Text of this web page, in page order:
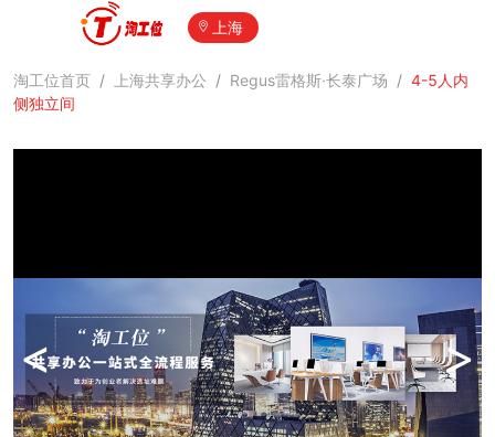
上海
淘工位首页 / 上海共享办公 / Regus雷格斯·长泰广场 / 4-5人内
侧独立间
< >